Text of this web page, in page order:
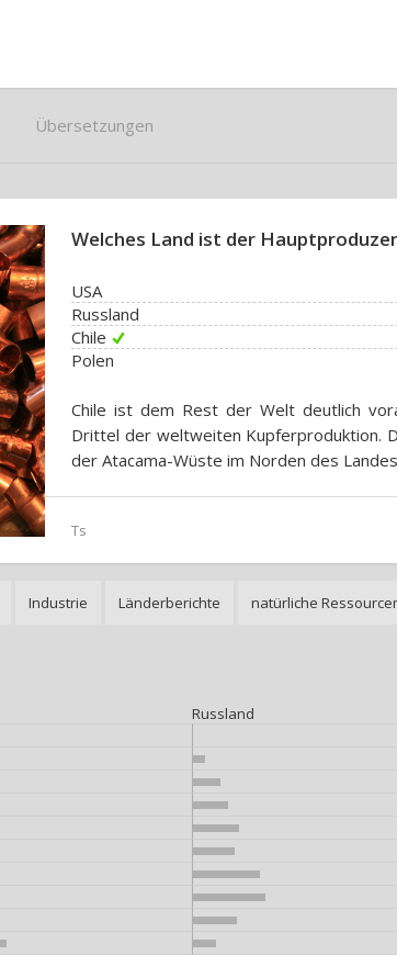
Übersetzungen
Welches Land ist der
USA
Russland
Chile
Polen
Chile ist dem Rest der Welt deutlich
Drittel der weltweiten Kupferproduktion.
der Atacama-Wüste im Norden des
Ts
Industrie Länderberichte natürliche
Russland